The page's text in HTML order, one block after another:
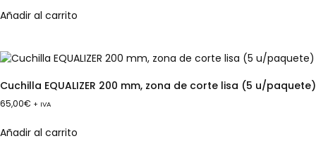
Añadir al carrito
Cuchilla EQUALIZER 200 mm, zona de corte lisa (5 u/paquete)
65,00€ + IVA
Añadir al carrito